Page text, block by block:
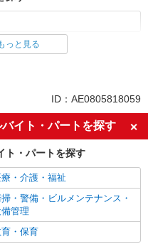
を探す
イク通勤OK
日応相談
と応募OK
験歓迎
・第二新卒歓迎
っと見る
ID：AE0805818059
イト・パートを探す
ト・パートを探す
療・介護・福祉
・警備・ビルメンテナンス・
管理
・保育